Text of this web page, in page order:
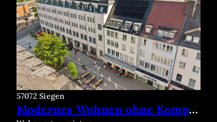
57072 Siegen
Modernes Wohnen ohne Kompromisse – barrierearm, altersgerecht und sofort bezugsfrei